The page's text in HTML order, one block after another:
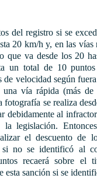
del registro si se
20 km/h y, en las
que va desde los 20
un total de 10
de velocidad según
una vía rápida (más
fotografía se realiza
debidamente al
la legislación.
el descuento de
si no se identificó al
recaerá sobre el
esta sanción si se